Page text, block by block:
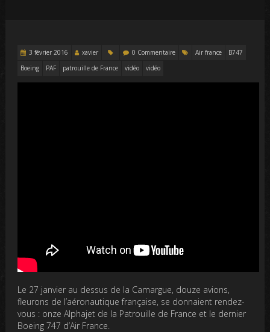
3 février 2016 xavier 0 Commentaire Air france
B747
Boeing
PAF patrouille de France vidéo vidéo
Le 27 janvier au dessus de la Camargue, douze avions,
fleurons de l’aéronautique française, se donnaient rendez-
vous : onze Alphajet de la Patrouille de France et le dernier
Boeing 747 d’Air France.